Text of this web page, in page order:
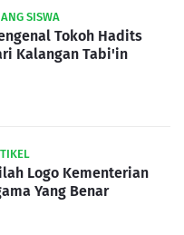
SISWA
Tokoh Hadits
Kalangan Tabi'in
Logo Kementerian
Yang Benar